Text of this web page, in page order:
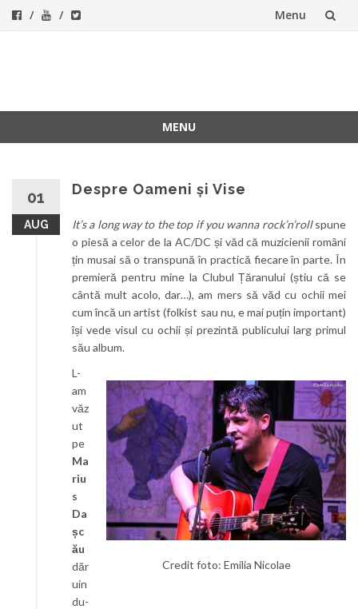
Menu
MENU
01
AUG
Despre Oameni și Vise
It’s a long way to the top if you wanna rock’n’rollspune
o piesă a celor de la AC/DC și văd că muzicienii români
țin musai să o transpună în practică fiecare în parte. În
premieră pentru mine la Clubul Țăranului (știu că se
cântă mult acolo, dar…), am mers să văd cu ochii mei
cum încă un artist (folkist sau nu, e mai puțin important)
își vede visul cu ochii și prezintă publicului larg primul
său album.
Credit foto: Emilia Nicolae
L-
am
văz
ut
pe
Ma
riu
s
Da
șc
ău
dăr
uin
du-